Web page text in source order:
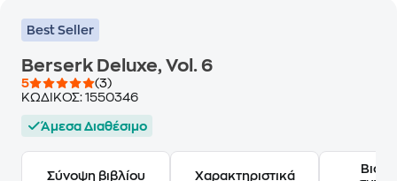
Best Seller
Berserk Deluxe, Vol. 6
5
(3)
ΚΩΔΙΚΟΣ: 1550346
Άμεσα Διαθέσιμο
Σύνοψη βιβλίου Χαρακτηριστικά